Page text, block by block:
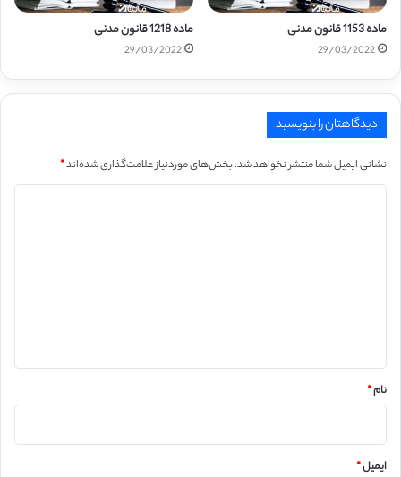
ماده 1153 قانون مدنی
29/03/2022
ماده 1218 قانون مدنی
29/03/2022
دیدگاهتان را بنویسید
نشانی ایمیل شما منتشر نخواهد شد.بخش‌های موردنیاز علامت‌گذاری شده‌اند*
نام*
ایمیل*